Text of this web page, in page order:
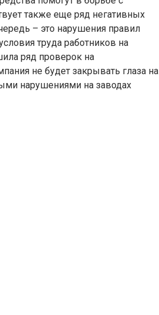
также еще ряд негативных
– это нарушения правил
труда работников на
ряд проверок на
не будет закрывать глаза на
нарушениями на заводах